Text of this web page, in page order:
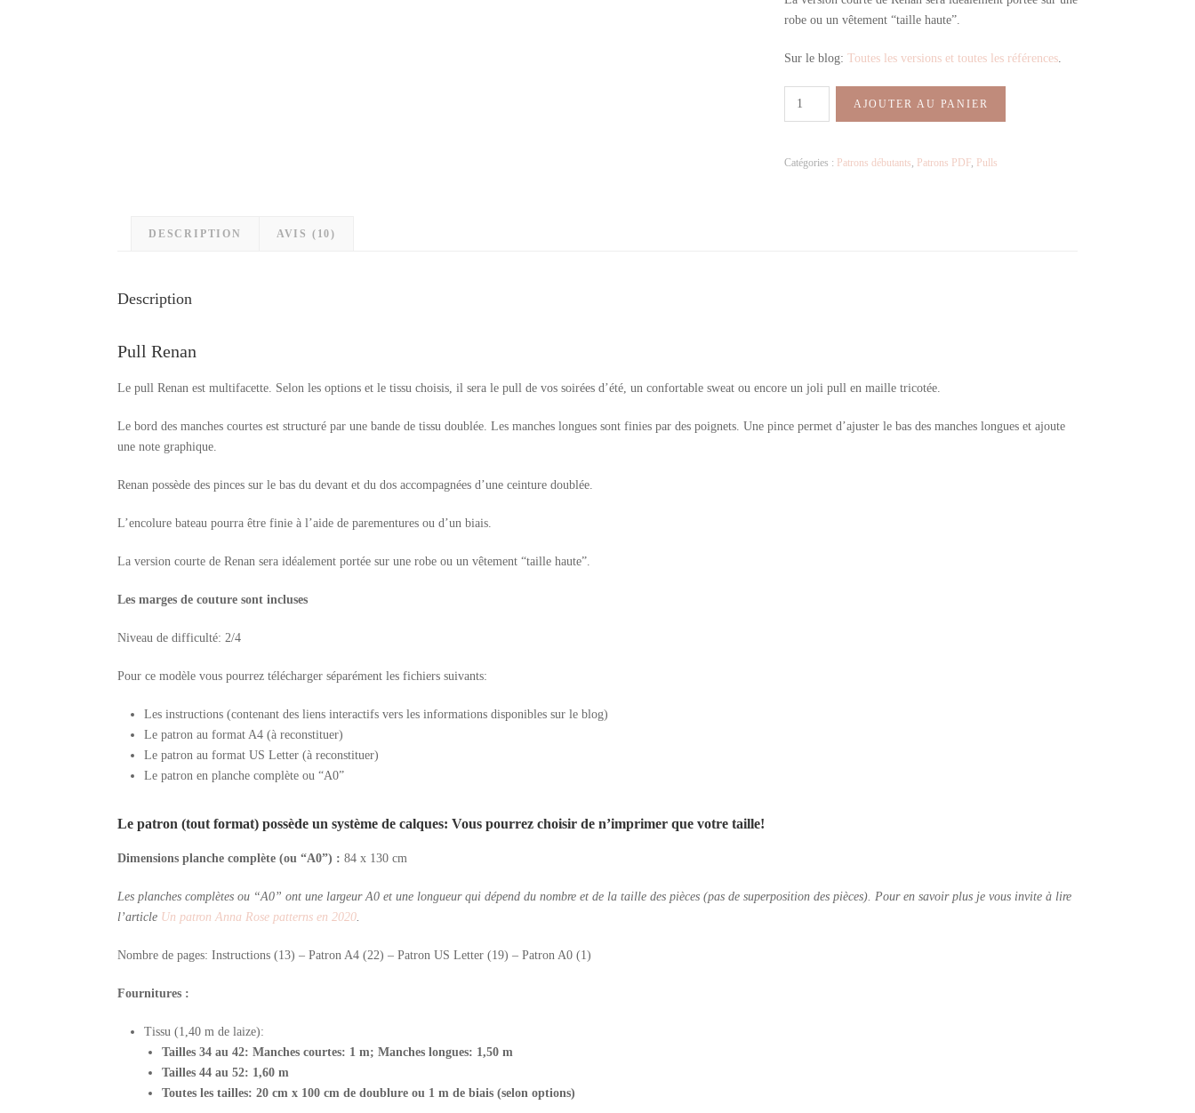
robe ou un vêtement “taille haute”.
Sur le blog: Toutes les versions et toutes les références
AJOUTER AU PANIER
Catégories : Patrons débutants Patrons PDF Pulls
DESCRIPTION AVIS (10)
Description
Pull Renan
Le pull Renan est multifacette. Selon les options et le tissu choisis, il sera le pull de vos soirées d’été, un confortable sweat ou encore un joli pull en maille tricotée.
Le bord des manches courtes est structuré par une bande de tissu doublée. Les manches longues sont finies par des poignets. Une pince permet d’ajuster le bas des manches longues et ajoute
une note graphique.
Renan possède des pinces sur le bas du devant et du dos accompagnées d’une ceinture doublée.
L’encolure bateau pourra être finie à l’aide de parementures ou d’un biais.
La version courte de Renan sera idéalement portée sur une robe ou un vêtement “taille haute”.
Les marges de couture sont incluses
Niveau de difficulté: 2/4
Pour ce modèle vous pourrez télécharger séparément les fichiers suivants:
Les instructions (contenant des liens interactifs vers les informations disponibles sur le blog)
Le patron au format A4 (à reconstituer)
Le patron au format US Letter (à reconstituer)
Le patron en planche complète ou “A0”
Le patron (tout format) possède un système de calques: Vous pourrez choisir de n’imprimer que votre taille!
Dimensions planche complète (ou “A0”) : 84 x 130 cm
Les planches complètes ou “A0” ont une largeur A0 et une longueur qui dépend du nombre et de la taille des pièces (pas de superposition des pièces). Pour en savoir plus je vous invite à lire
l’article Un patron Anna Rose patterns en 2020
Nombre de pages: Instructions (13) – Patron A4 (22) – Patron US Letter (19) – Patron A0 (1)
Fournitures :
Tissu (1,40 m de laize):
Tailles 34 au 42: Manches courtes: 1 m; Manches longues: 1,50 m
Tailles 44 au 52: 1,60 m
Toutes les tailles: 20 cm x 100 cm de doublure ou 1 m de biais (selon options)